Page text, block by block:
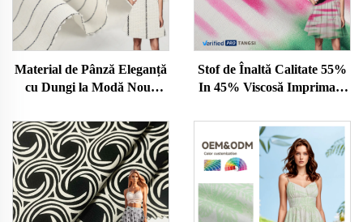
Material de Pânză Eleganță
cu Dungi la Modă Nouă
Vopsite Model pentru
Cămăși
Stof de Înaltă Calitate 55%
In 45% Viscosă Imprimată
pentru Fete, Vândută Rapid